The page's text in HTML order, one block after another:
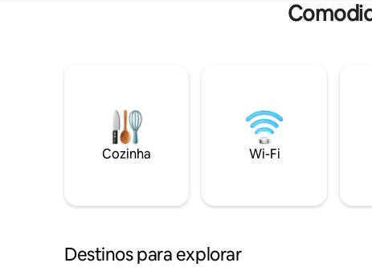
Cozinha Wi-Fi
Destinos para explorar